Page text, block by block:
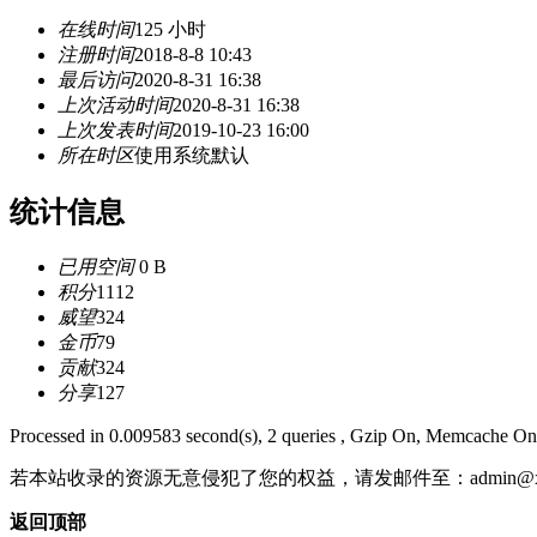
在线时间125 小时
注册时间2018-8-8 10:43
最后访问2020-8-31 16:38
上次活动时间2020-8-31 16:38
上次发表时间2019-10-23 16:00
所在时区使用系统默认
统计信息
已用空间0 B
积分1112
威望324
金币79
贡献324
分享127
Processed in 0.009583 second(s), 2 queries , Gzip On, Memcache
若本站收录的资源无意侵犯了您的权益，请发邮件至：
返回顶部